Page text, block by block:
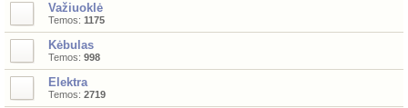
Važiuoklė
Temos: 1175
Kėbulas
Temos: 998
Elektra
Temos: 2719